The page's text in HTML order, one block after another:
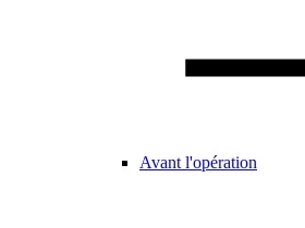
Avant l'opération